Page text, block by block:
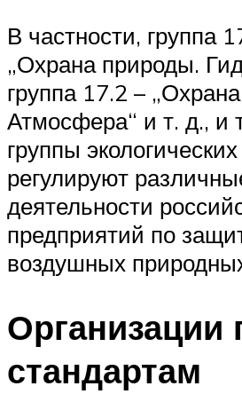
В частности, группа
„Охрана природы.
группа 17.2 –
Атмосфера“ и т. д., и
группы
регулируют
деятельности
предприятий по
воздушных
Организации
стандартам